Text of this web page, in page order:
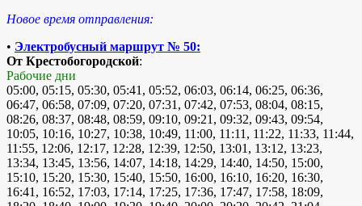
Новое время отправления:
• Электробусный маршрут № 50:
От Крестобогородской:
Рабочие дни
05:00, 05:15, 05:30, 05:41, 05:52, 06:03, 06:14, 06:25, 06:36,
06:47, 06:58, 07:09, 07:20, 07:31, 07:42, 07:53, 08:04, 08:15,
08:26, 08:37, 08:48, 08:59, 09:10, 09:21, 09:32, 09:43, 09:54,
10:05, 10:16, 10:27, 10:38, 10:49, 11:00, 11:11, 11:22, 11:33, 11:44,
11:55, 12:06, 12:17, 12:28, 12:39, 12:50, 13:01, 13:12, 13:23,
13:34, 13:45, 13:56, 14:07, 14:18, 14:29, 14:40, 14:50, 15:00,
15:10, 15:20, 15:30, 15:40, 15:50, 16:00, 16:10, 16:20, 16:30,
16:41, 16:52, 17:03, 17:14, 17:25, 17:36, 17:47, 17:58, 18:09,